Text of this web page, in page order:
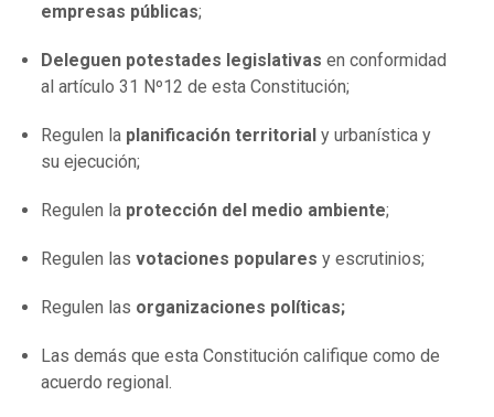
empresas públicas;
Deleguen potestades legislativas en conformidad
al artículo 31 Nº12 de esta Constitución;
Regulen la planificación territorial y urbanística y
su ejecución;
Regulen la protección del medio ambiente;
Regulen las votaciones populares y escrutinios;
Regulen las organizaciones políticas;
Las demás que esta Constitución califique como de
acuerdo regional.